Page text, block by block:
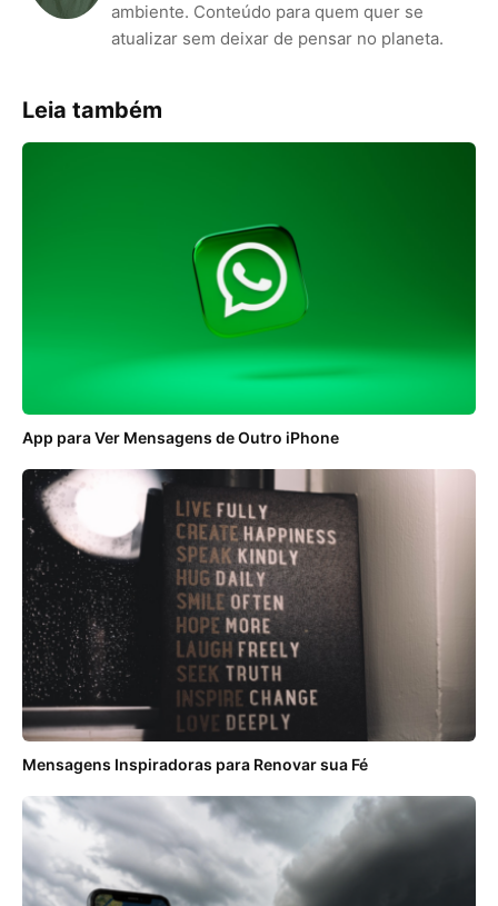
ambiente. Conteúdo para quem quer se
atualizar sem deixar de pensar no planeta.
Leia também
App para Ver Mensagens de Outro iPhone
Mensagens Inspiradoras para Renovar sua Fé